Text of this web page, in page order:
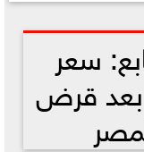
سعر
قرض